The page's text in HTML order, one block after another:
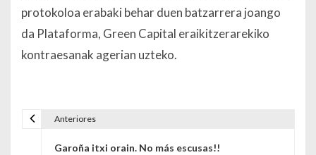
protokoloa erabaki behar duen batzarrera joango
da Plataforma, Green Capital eraikitzerarekiko
kontraesanak agerian uzteko.
Anteriores
Garoña itxi orain. No más escusas!!